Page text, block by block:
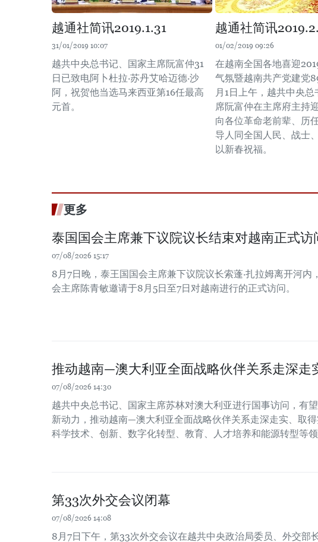
越通社简讯2019.1.31
31/01/2019 10:07
越共中央总书记、国家主席阮富仲31
日已致电阿卜杜拉·苏丹艾哈迈德·沙
阿，祝贺他当选马来西亚第16任最高
元首。
越通社简讯
01/02/2019 09:26
在越南全国各地喜迎
气氛暨越南共产党建党
月1日上午，越共中央
席阮富仲在主席府主持
向各位革命老前辈、历
导人同全国人民、战士
以新春祝福。
更多
泰国国会主席兼下议院议长结束对越南正式访
07/08/2026 15:17
8月7日晚，泰王国国会主席兼下议院议长索蓬·扎拉姆离开河内
会主席陈青敏邀请于8月5日至7日对越南进行的正式访问。
推动越南—澳大利亚全面战略伙伴关系走深走
07/08/2026 14:30
越共中央总书记、国家主席苏林对澳大利亚进行国事访问，有
新动力，推动越南—澳大利亚全面战略伙伴关系走深走实、取
科学技术、创新、数字化转型、教育、人才培养和能源转型等领
第33次外交会议闭幕
07/08/2026 14:08
8月7日下午，第33次外交会议在越共中央政治局委员、外交部